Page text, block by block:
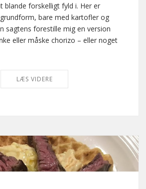
blande forskelligt fyld i. Her er
bare med kartofler og
sagtens forestille mig en version
eller måske chorizo – eller noget
LÆS VIDERE